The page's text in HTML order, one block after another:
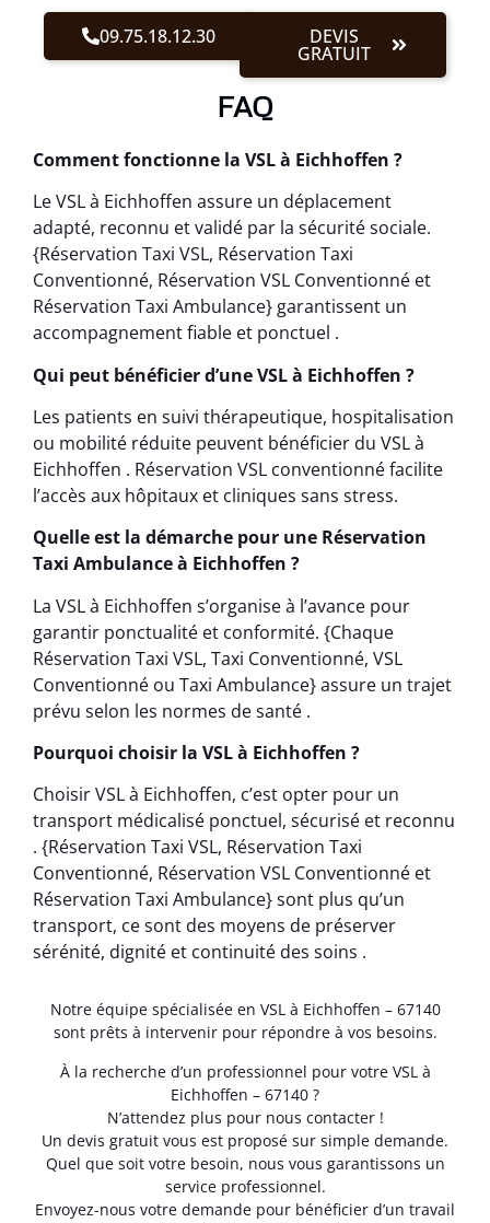
09.75.18.12.30 DEVIS
GRATUIT
FAQ
Comment fonctionne la VSL à Eichhoffen ?
Le VSL à Eichhoffen assure un déplacement
adapté, reconnu et validé par la sécurité sociale.
{Réservation Taxi VSL, Réservation Taxi
Conventionné, Réservation VSL Conventionné et
Réservation Taxi Ambulance} garantissent un
accompagnement fiable et ponctuel .
Qui peut bénéficier d’une VSL à Eichhoffen ?
Les patients en suivi thérapeutique, hospitalisation
ou mobilité réduite peuvent bénéficier du VSL à
Eichhoffen . Réservation VSL conventionné facilite
l’accès aux hôpitaux et cliniques sans stress.
Quelle est la démarche pour une Réservation
Taxi Ambulance à Eichhoffen ?
La VSL à Eichhoffen s’organise à l’avance pour
garantir ponctualité et conformité. {Chaque
Réservation Taxi VSL, Taxi Conventionné, VSL
Conventionné ou Taxi Ambulance} assure un trajet
prévu selon les normes de santé .
Pourquoi choisir la VSL à Eichhoffen ?
Choisir VSL à Eichhoffen, c’est opter pour un
transport médicalisé ponctuel, sécurisé et reconnu
. {Réservation Taxi VSL, Réservation Taxi
Conventionné, Réservation VSL Conventionné et
Réservation Taxi Ambulance} sont plus qu’un
transport, ce sont des moyens de préserver
sérénité, dignité et continuité des soins .
Notre équipe spécialisée en VSL à Eichhoffen – 67140
sont prêts à intervenir pour répondre à vos besoins.
À la recherche d’un professionnel pour votre VSL à
Eichhoffen – 67140 ?
N’attendez plus pour nous contacter !
Un devis gratuit vous est proposé sur simple demande.
Quel que soit votre besoin, nous vous garantissons un
service professionnel.
Envoyez-nous votre demande pour bénéficier d’un travail